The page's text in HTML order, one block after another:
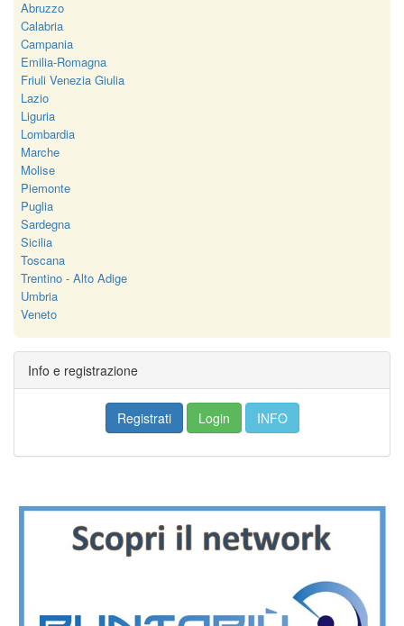
Abruzzo
Calabria
Campania
Emilia-Romagna
Friuli Venezia Giulia
Lazio
Liguria
Lombardia
Marche
Molise
Piemonte
Puglia
Sardegna
Sicilia
Toscana
Trentino - Alto Adige
Umbria
Veneto
Info e registrazione
Registrati Login INFO